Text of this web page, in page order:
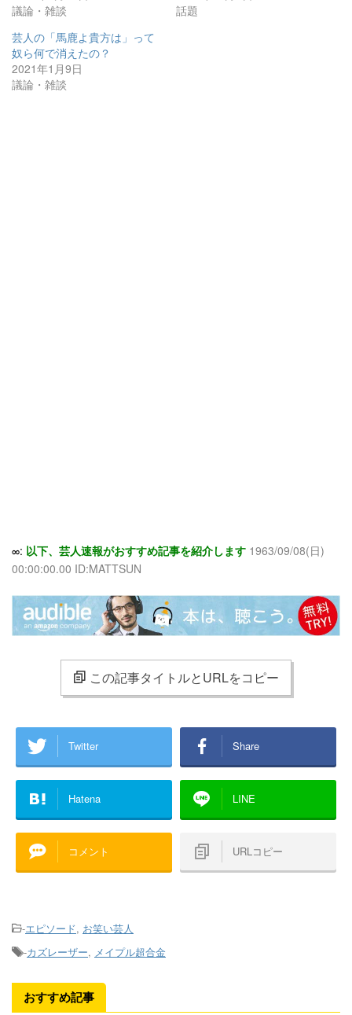
議論・雑談
話題
芸人の「馬鹿よ貴方は」って
奴ら何で消えたの？
2021年1月9日
議論・雑談
∞: 以下、芸人速報がおすすめ記事を紹介します 1963/09/08(日)
00:00:00.00 ID:MATTSUN
この記事タイトルとURLをコピー
Twitter Share
Hatena LINE
コメント URLコピー
-エピソード, お笑い芸人
-カズレーザー, メイプル超合金
おすすめ記事